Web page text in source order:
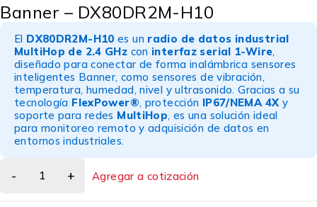
Banner – DX80DR2M-H10
El DX80DR2M-H10 es un radio de datos industrial
MultiHop de 2.4 GHz con interfaz serial 1-Wire,
diseñado para conectar de forma inalámbrica sensores
inteligentes Banner, como sensores de vibración,
temperatura, humedad, nivel y ultrasonido. Gracias a su
tecnología FlexPower®, protección IP67/NEMA 4Xy
soporte para redes MultiHop, es una solución ideal
para monitoreo remoto y adquisición de datos en
entornos industriales.
Agregar a cotización